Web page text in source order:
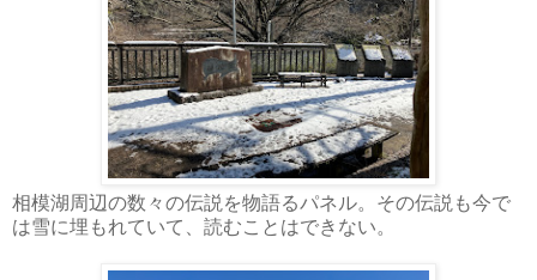
相模湖周辺の数々の伝説を物語るパネル。その伝説も今で
は雪に埋もれていて、読むことはできない。